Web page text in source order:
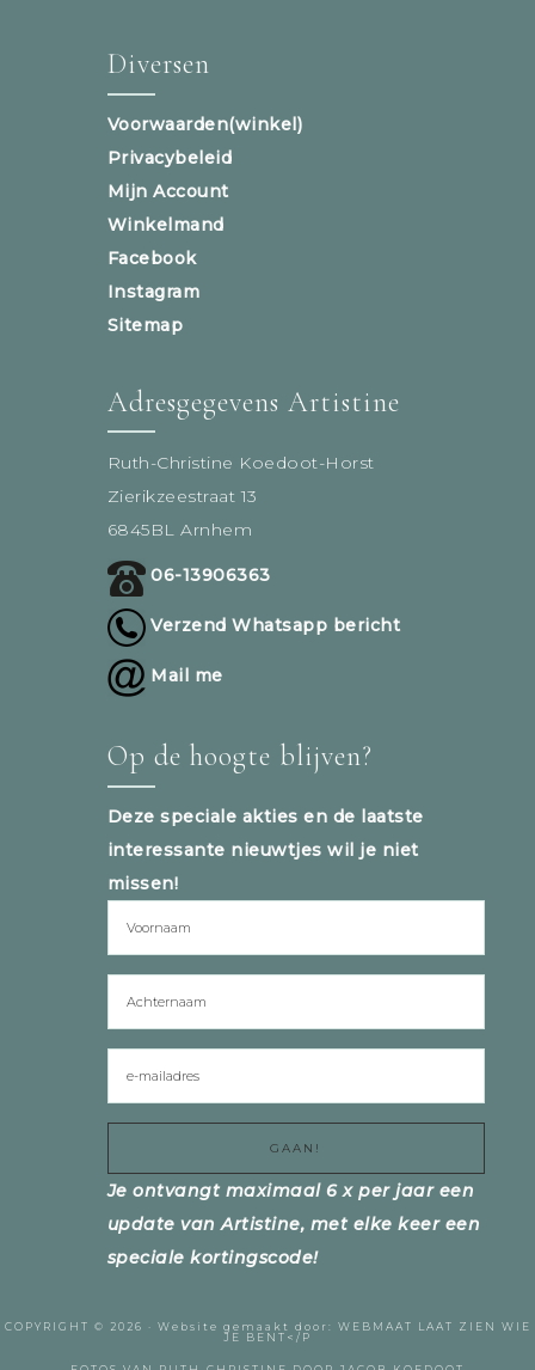
Diversen
Voorwaarden(winkel)
Privacybeleid
Mijn Account
Winkelmand
Facebook
Instagram
Sitemap
Adresgegevens Artistine
Ruth-Christine Koedoot-Horst
Zierikzeestraat 13
6845BL Arnhem
06-13906363
Verzend Whatsapp bericht
Mail me
Op de hoogte blijven?
Deze speciale akties en de laatste
interessante nieuwtjes wil je niet
missen!
Je ontvangt maximaal 6 x per jaar een
update van Artistine, met elke keer een
speciale kortingscode!
COPYRIGHT © 2026 · Website gemaakt door: WEBMAAT
LAAT ZIEN WIE
JE BENT</P